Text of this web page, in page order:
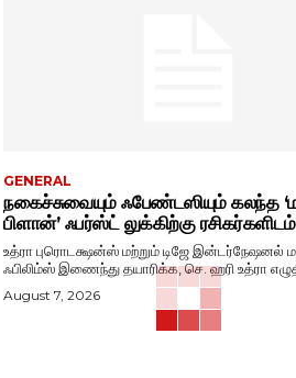
GENERAL
நகைச்சுவையும் ஃபேண்டஸியும் கலந்த
பிளான்’ ஃபர்ஸ்ட் லுக்கிற்கு
உத்ரா புரொடக்ஷன்ஸ் மற்றும் டிஜே இன்டர்நேஷனல்
ஃபிலிம்ஸ் இணைந்து தயாரிக்க, செ. ஹரி உத்ரா
August 7, 2026